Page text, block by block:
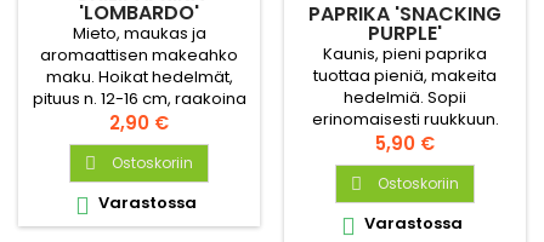
'LOMBARDO'
Mieto, maukas ja
aromaattisen makeahko
maku. Hoikat hedelmät,
pituus n. 12-16 cm, raakoina
vaaleanvihreät ja punaiset
kypsyttyään.
Hinta
2,90 €
 Ostoskoriin
 Varastossa
PAPRIKA 'SNACKING
PURPLE'
Kaunis, pieni paprika
tuottaa pieniä, makeita
hedelmiä. Sopii
erinomaisesti ruukkuun.
Taimi haarautuu hienosti
ilman latvomista.
Hinta
5,90 €
 Ostoskoriin
 Varastossa